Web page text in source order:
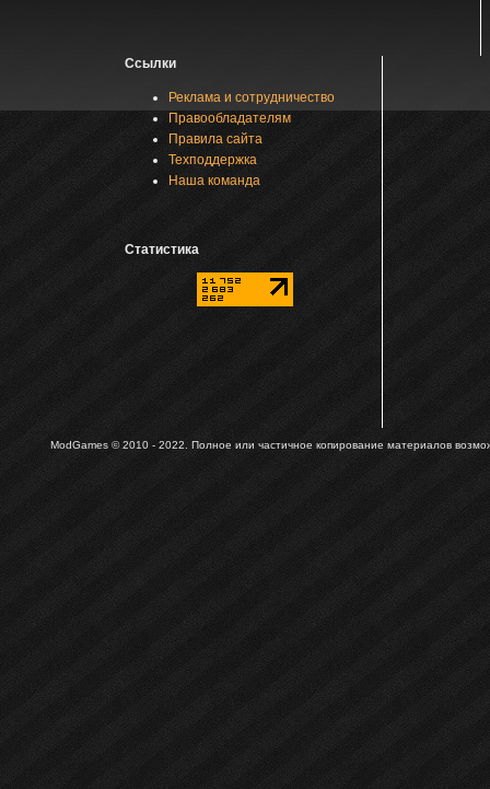
Ссылки
Реклама и сотрудничество
Правообладателям
Правила сайта
Техподдержка
Наша команда
Статистика
ModGames © 2010 - 2022. Полное или частичное копирование материалов